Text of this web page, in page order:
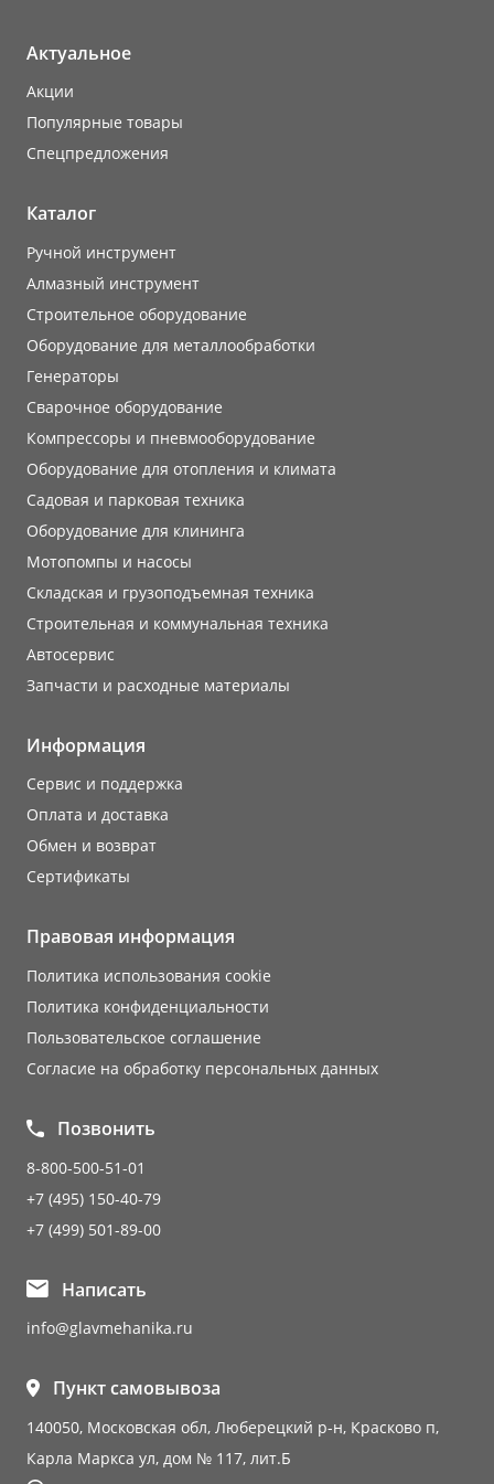
Актуальное
Акции
Популярные товары
Cпецпредложения
Каталог
Ручной инструмент
Алмазный инструмент
Строительное оборудование
Оборудование для металлообработки
Генераторы
Сварочное оборудование
Компрессоры и пневмооборудование
Оборудование для отопления и климата
Садовая и парковая техника
Оборудование для клининга
Мотопомпы и насосы
Складская и грузоподъемная техника
Строительная и коммунальная техника
Автосервис
Запчасти и расходные материалы
Информация
Сервис и поддержка
Оплата и доставка
Обмен и возврат
Сертификаты
Правовая информация
Политика использования cookie
Политика конфиденциальности
Пользовательское соглашение
Согласие на обработку персональных данных
Позвонить
8-800-500-51-01
+7 (495) 150-40-79
+7 (499) 501-89-00
Написать
info@glavmehanika.ru
Пункт самовывоза
140050, Московская обл, Люберецкий р-н, Красково п,
Карла Маркса ул, дом № 117, лит.Б